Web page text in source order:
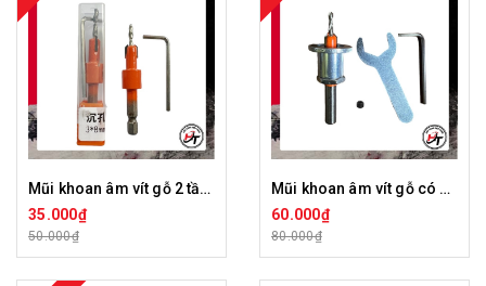
Mũi khoan âm vít gỗ 2 tầng chân lục giác mồi vít 3mm 4mm cao cấp MKAV-LG
35.000₫
50.000₫
Mũi khoan âm vít gỗ có cữ chặn sắt 2 tầng mồi vít 3mm cao cấp MKAV-CU
60.000₫
80.000₫